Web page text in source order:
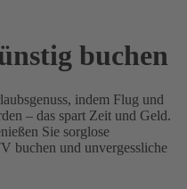
buchen
indem Flug und
– das spart Zeit und Geld.
Sie sorglose
buchen und unvergessliche